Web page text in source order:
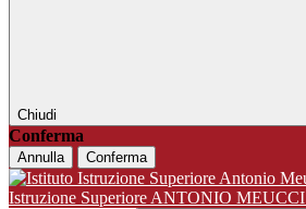
Chiudi
Conferma
Annulla Conferma
Istruzione Superiore ANTONIO MEUCCI